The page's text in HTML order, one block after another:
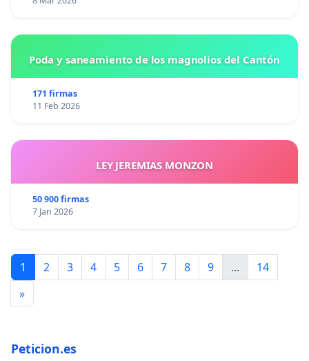
Poda y saneamiento de los magnolios del Cantón
171 firmas
11 Feb 2026
LEY JEREMIAS MONZON
50 900 firmas
7 Jan 2026
1 2 3 4 5 6 7 8 9 ...
14
»
Peticion.es